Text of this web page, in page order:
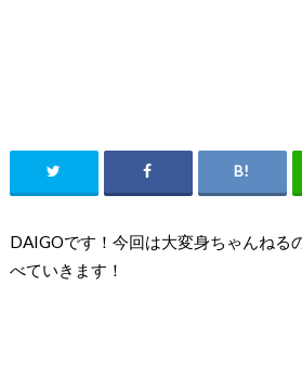
DAIGOです！今回は大変身ちゃんねる
べていきます！